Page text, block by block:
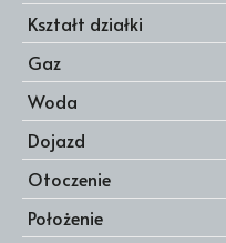
Kształt działki
Gaz
Woda
Dojazd
Otoczenie
Położenie